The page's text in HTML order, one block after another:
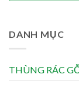
DANH MỤC
THÙNG RÁC